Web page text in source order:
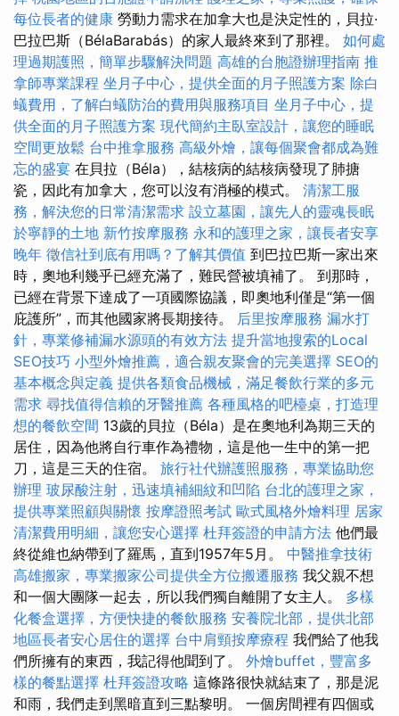
每位長者的健康 勞動力需求在加拿大也是決定性的，貝拉·
巴拉巴斯（BélaBarabás）的家人最終來到了那裡。 如何處
理過期護照，簡單步驟解決問題 高雄的台胞證辦理指南 推
拿師專業課程 坐月子中心，提供全面的月子照護方案 除白
蟻費用，了解白蟻防治的費用與服務項目 坐月子中心，提
供全面的月子照護方案 現代簡約主臥室設計，讓您的睡眠
空間更放鬆 台中推拿服務 高級外燴，讓每個聚會都成為難
忘的盛宴 在貝拉（Béla），結核病的結核病發現了肺搪
瓷，因此有加拿大，您可以沒有消極的模式。 清潔工服
務，解決您的日常清潔需求 設立墓園，讓先人的靈魂長眠
於寧靜的土地 新竹按摩服務 永和的護理之家，讓長者安享
晚年 徵信社到底有用嗎？了解其價值 到巴拉巴斯一家出來
時，奧地利幾乎已經充滿了，難民營被填補了。 到那時，
已經在背景下達成了一項國際協議，即奧地利僅是“第一個
庇護所”，而其他國家將長期接待。 后里按摩服務 漏水打
針，專業修補漏水源頭的有效方法 提升當地搜索的Local
SEO技巧 小型外燴推薦，適合親友聚會的完美選擇 SEO的
基本概念與定義 提供各類食品機械，滿足餐飲行業的多元
需求 尋找值得信賴的牙醫推薦 各種風格的吧檯桌，打造理
想的餐飲空間 13歲的貝拉（Béla）是在奧地利為期三天的
居住，因為他將自行車作為禮物，這是他一生中的第一把
刀，這是三天的住宿。 旅行社代辦護照服務，專業協助您
辦理 玻尿酸注射，迅速填補細紋和凹陷 台北的護理之家，
提供專業照顧與關懷 按摩證照考試 歐式風格外燴料理 居家
清潔費用明細，讓您安心選擇 杜拜簽證的申請方法 他們最
終從維也納帶到了羅馬，直到1957年5月。 中醫推拿技術
高雄搬家，專業搬家公司提供全方位搬遷服務 我父親不想
和一個大團隊一起去，所以我們獨自離開了女主人。 多樣
化餐盒選擇，方便快捷的餐飲服務 安養院北部，提供北部
地區長者安心居住的選擇 台中肩頸按摩療程 我們給了他我
們所擁有的東西，我記得他聞到了。 外燴buffet，豐富多
樣的餐點選擇 杜拜簽證攻略 這條路很快就結束了，那是泥
和雨，我們走到黑暗直到三點黎明。 一個房間裡有四個或